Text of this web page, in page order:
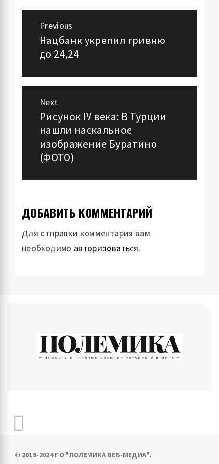
Навигация
записям
Previous
Previous
post:
Нацбанк укрепил гривню
до 24,24
Next
Next
post:
Рисунок IV века: В Турции
нашли наскальное
изображение Буратино
(ФОТО)
ДОБАВИТЬ КОММЕНТАРИЙ
Для отправки комментария вам
необходимо авторизоваться.
© 2019-2024 ГО "ПОЛЕМИКА ВЕБ-МЕДИА".